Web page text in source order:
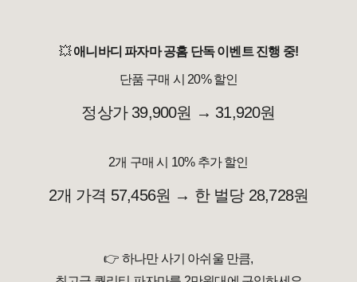
💥애니바디 파자마 공홈 단독 이벤트 진행 중!
단품 구매 시 20% 할인
정상가 39,900원 → 31,920원
2개 구매 시 10% 추가 할인
2개 가격 57,456원 → 한 벌당 28,728원
👉 하나만 사기 아쉬울 만큼,